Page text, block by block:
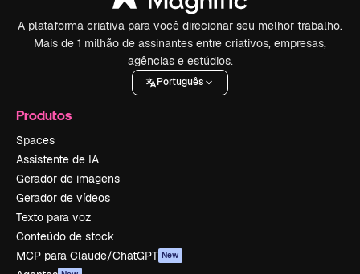
A plataforma criativa para você direcionar seu melhor trabalho.
Mais de 1 milhão de assinantes entre criativos, empresas,
agências e estúdios.
Português
Produtos
Spaces
Assistente de IA
Gerador de imagens
Gerador de vídeos
Texto para voz
Conteúdo de stock
MCP para Claude/ChatGPT New